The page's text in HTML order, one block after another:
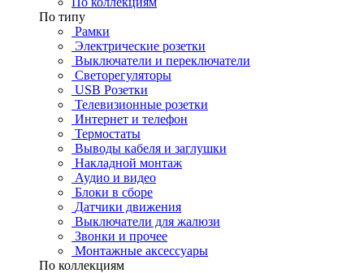
По типу
Рамки
Электрические розетки
Выключатели и переключатели
Светорегуляторы
USB Розетки
Телевизионные розетки
Интернет и телефон
Термостаты
Выводы кабеля и заглушки
Накладной монтаж
Аудио и видео
Блоки в сборе
Датчики движения
Выключатели для жалюзи
Звонки и прочее
Монтажные аксессуары
По коллекциям